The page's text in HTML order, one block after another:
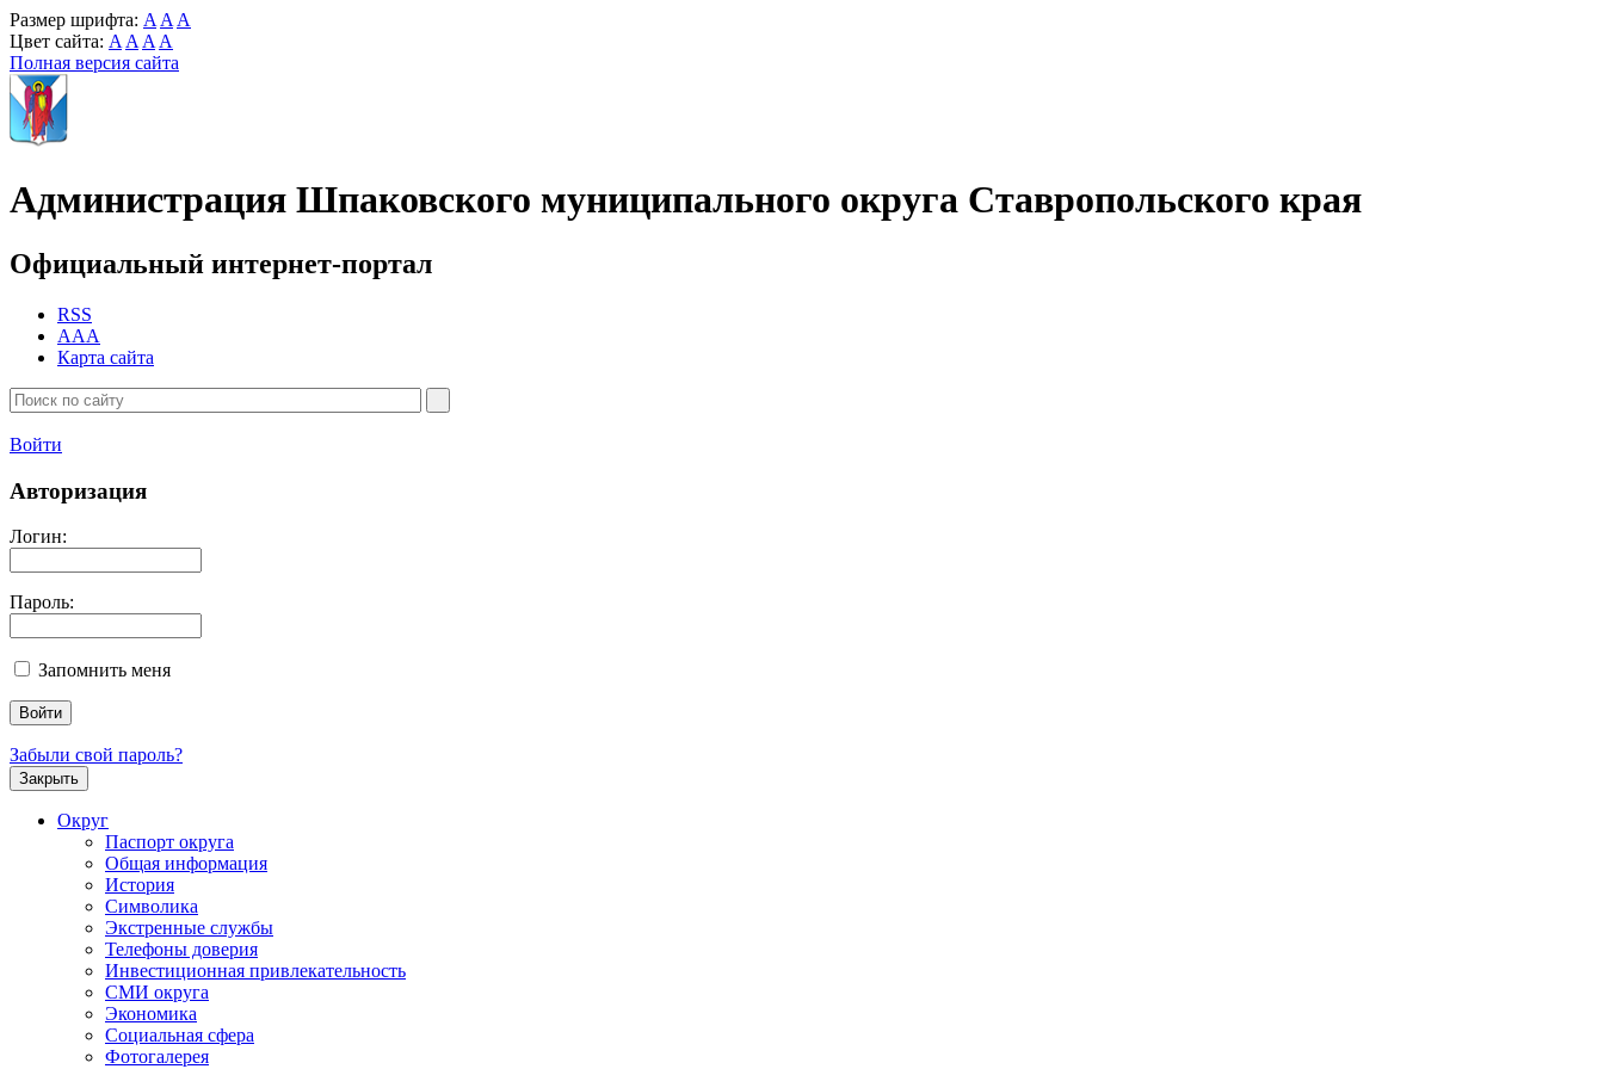
Размер шрифта: A A A
Цвет сайта: A A A A
Полная версия сайта
Администрация Шпаковского муниципального округа Ставропольского края
Официальный интернет-портал
RSS
AAA
Карта сайта
Войти
Авторизация
Логин:
Пароль:
Запомнить меня
Забыли свой пароль?
Закрыть
Округ
Паспорт округа
Общая информация
История
Символика
Экстренные службы
Телефоны доверия
Инвестиционная привлекательность
СМИ округа
Экономика
Социальная сфера
Фотогалерея